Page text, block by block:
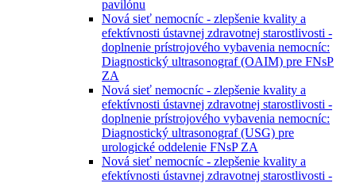
pavilónu
Nová sieť nemocníc - zlepšenie kvality a
efektívnosti ústavnej zdravotnej starostlivosti -
doplnenie prístrojového vybavenia nemocníc:
Diagnostický ultrasonograf (OAIM) pre FNsP
ZA
Nová sieť nemocníc - zlepšenie kvality a
efektívnosti ústavnej zdravotnej starostlivosti -
doplnenie prístrojového vybavenia nemocníc:
Diagnostický ultrasonograf (USG) pre
urologické oddelenie FNsP ZA
Nová sieť nemocníc - zlepšenie kvality a
efektívnosti ústavnej zdravotnej starostlivosti -